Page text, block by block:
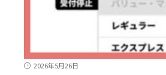
2026年5月26日